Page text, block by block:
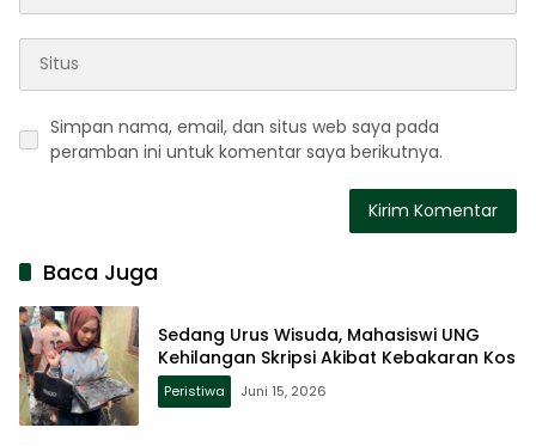
Simpan nama, email, dan situs web saya pada
peramban ini untuk komentar saya berikutnya.
Baca Juga
Sedang Urus Wisuda, Mahasiswi UNG
Kehilangan Skripsi Akibat Kebakaran Kos
Peristiwa Juni 15, 2026